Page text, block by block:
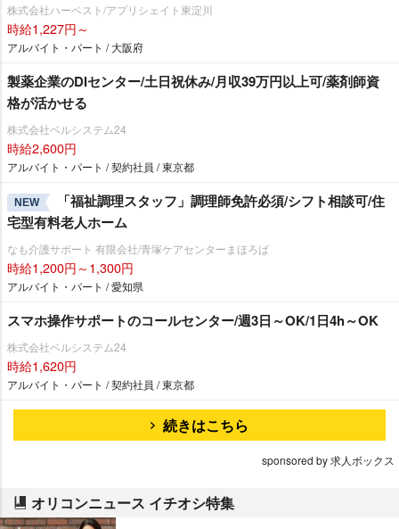
株式会社ハーベスト/アプリシェイト東淀川
時給1,227円～
アルバイト・パート / 大阪府
製薬企業のDIセンター/土日祝休み/月収39万円以上可/薬剤師資
格が活かせる
株式会社ベルシステム24
時給2,600円
アルバイト・パート / 契約社員 / 東京都
NEW
「福祉調理スタッフ」調理師免許必須/シフト相談可/住
宅型有料老人ホーム
なも介護サポート 有限会社/青塚ケアセンターまほろば
時給1,200円～1,300円
アルバイト・パート / 愛知県
スマホ操作サポートのコールセンター/週3日～OK/1日4h～OK
株式会社ベルシステム24
時給1,620円
アルバイト・パート / 契約社員 / 東京都
続きはこちら
sponsored by 求人ボックス
オリコンニュース イチオシ特集